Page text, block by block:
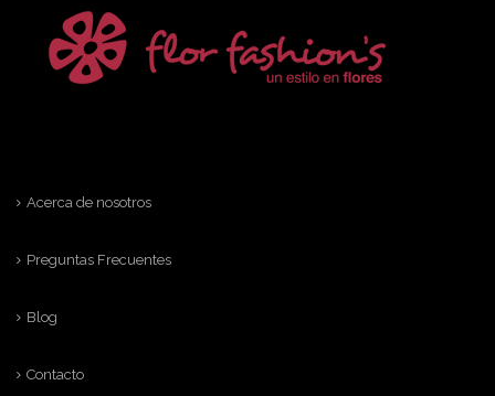
Acerca de nosotros
Preguntas Frecuentes
Blog
Contacto